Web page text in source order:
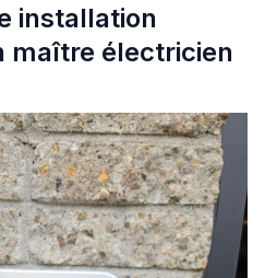
installation
maître électricien